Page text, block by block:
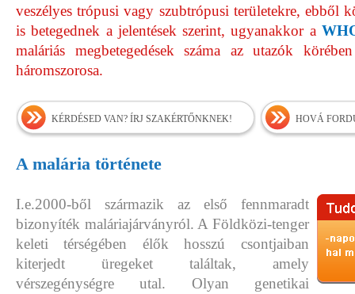
veszélyes trópusi vagy szubtrópusi területekre, ebből
is betegednek a jelentések szerint, ugyanakkor a
maláriás megbetegedések száma az utazók
háromszorosa.
KÉRDÉSED VAN? ÍRJ SZAKÉRTŐNKNEK! HOVÁ
A malária története
I.e.2000-ből származik az első fennmaradt
bizonyíték maláriajárványról. A Földközi-tenger
keleti térségében élők hosszú csontjaiban
kiterjedt üregeket találtak, amely
vérszegénységre utal. Olyan genetikai